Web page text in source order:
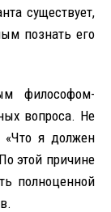
существует,
познать его
философом-
вопроса. Не
«Что я должен
этой причине
полноценной